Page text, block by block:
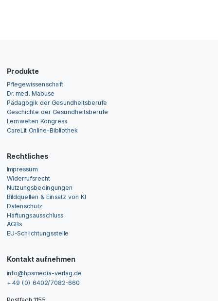
Produkte
Pflegewissenschaft
Dr. med. Mabuse
Pädagogik der Gesundheitsberufe
Geschichte der Gesundheitsberufe
Lernwelten Kongress
CareLit Online-Bibliothek
Rechtliches
Impressum
Widerrufsrecht
Nutzungsbedingungen
Bildquellen & Einsatz von KI
Datenschutz
Haftungsausschluss
AGBs
EU-Schlichtungsstelle
Kontakt aufnehmen
info@hpsmedia-verlag.de
+ 49 (0) 6402/7082-660